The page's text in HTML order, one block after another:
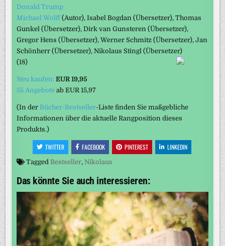
Donald Trump
Michael Wolff (Autor), Isabel Bogdan(Übersetzer), Thomas
Gunkel(Übersetzer), Dirk van Gunsteren(Übersetzer),
Gregor Hens(Übersetzer), Werner Schmitz(Übersetzer), Jan
Schönherr(Übersetzer), Nikolaus Stingl(Übersetzer)
(18)
Neu kaufen:EUR 19,95
55 Angebote abEUR 15,97
(In der Bücher-Bestseller-Liste finden Sie maßgebliche
Informationen über die aktuelle Rangposition dieses
Produkts.)
TWITTER FACEBOOK PINTEREST LINKEDIN
Tagged Bestseller, Nikolaus
Das könnte Sie auch interessieren: